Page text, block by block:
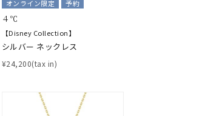
オンライン限定 予約
４℃
【Disney Collection】
シルバー ネックレス
¥24,200(tax in)